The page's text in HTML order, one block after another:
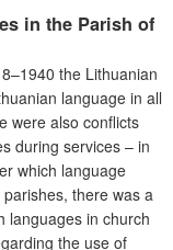
in the Parish of
the Lithuanian
language in all
were also conflicts
during services – in
which language
there was a
languages in church
the use of